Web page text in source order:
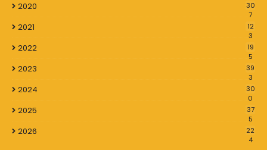
2020
30
7
2021
12
3
2022
19
5
2023
39
3
2024
30
0
2025
37
5
2026
22
4